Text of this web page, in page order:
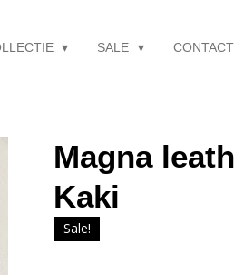
SALE
Magna
Kaki
Sale!